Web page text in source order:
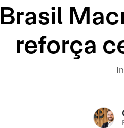
Brasil
reforça